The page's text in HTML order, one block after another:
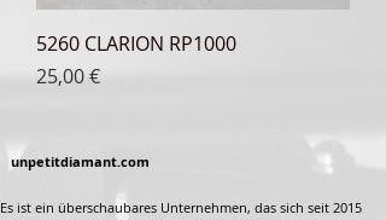
5260 CLARION RP1000
Preis
25,00 €
unpetitdiamant.com
Es ist ein überschaubares Unternehmen, das sich seit 2015